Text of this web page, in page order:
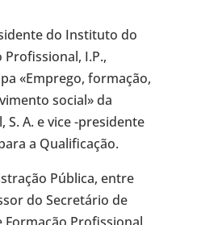
do Instituto do
Profissional, I.P.,
«Emprego, formação,
social» da
A. e vice -presidente
a Qualificação.
Pública, entre
do Secretário de